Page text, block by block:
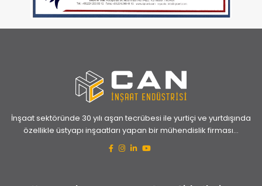
İnşaat sektöründe 30 yılı aşan tecrübesi ile yurtiçi ve yurtdışında
özellikle üstyapı inşaatları yapan bir mühendislik firması...